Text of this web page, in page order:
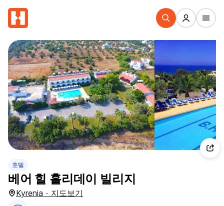
호텔
베어 힐 홀리데이 빌리지
Kyrenia · 지도보기